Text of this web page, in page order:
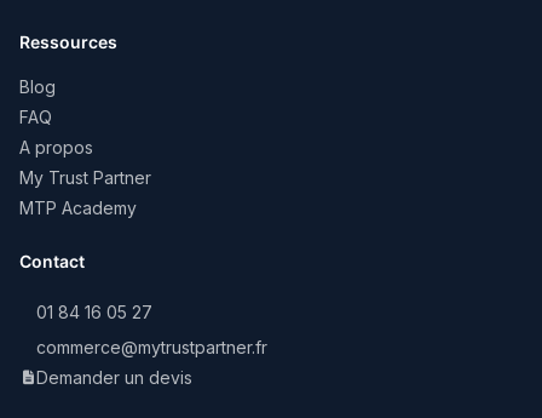
Ressources
Blog
FAQ
A propos
My Trust Partner
MTP Academy
Contact
01 84 16 05 27
commerce@mytrustpartner.fr
Demander un devis